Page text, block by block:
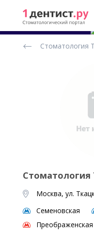
стоматологических
Стоматология
Стоматология
Москва, ул.
Семеновская